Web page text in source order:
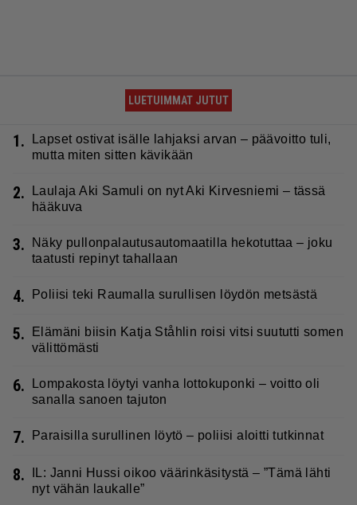
LUETUIMMAT JUTUT
1.
Lapset ostivat isälle lahjaksi arvan – päävoitto tuli,
mutta miten sitten kävikään
2.
Laulaja Aki Samuli on nyt Aki Kirvesniemi – tässä
hääkuva
3.
Näky pullonpalautusautomaatilla hekotuttaa – joku
taatusti repinyt tahallaan
4. Poliisi teki Raumalla surullisen löydön metsästä
5.
Elämäni biisin Katja Ståhlin roisi vitsi suututti somen
välittömästi
6.
Lompakosta löytyi vanha lottokuponki – voitto oli
sanalla sanoen tajuton
7. Paraisilla surullinen löytö – poliisi aloitti tutkinnat
8.
IL: Janni Hussi oikoo väärinkäsitystä – ”Tämä lähti
nyt vähän laukalle”